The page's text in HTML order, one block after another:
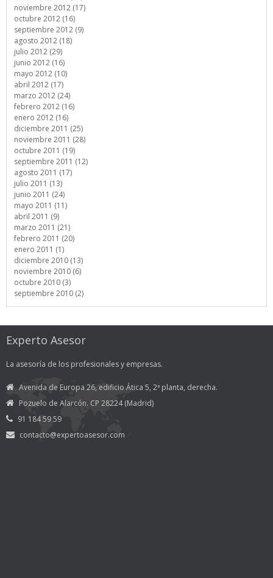
noviembre 2012 (17)
octubre 2012 (16)
septiembre 2012 (9)
agosto 2012 (18)
julio 2012 (29)
junio 2012 (16)
mayo 2012 (10)
abril 2012 (17)
marzo 2012 (24)
febrero 2012 (16)
enero 2012 (16)
diciembre 2011 (25)
noviembre 2011 (28)
octubre 2011 (19)
septiembre 2011 (12)
agosto 2011 (17)
julio 2011 (13)
junio 2011 (24)
mayo 2011 (11)
abril 2011 (9)
marzo 2011 (21)
febrero 2011 (20)
enero 2011 (1)
diciembre 2010 (13)
noviembre 2010 (6)
octubre 2010 (3)
septiembre 2010 (2)
Experto Asesor
La asesoría de los profesionales y empresas.
Avenida de Europa 26, edificio Ática 5, 2ª planta, derecha.
Pozuelo de Alarcón. CP 28224 (Madrid)
91 184 59 59
contacto@expertoasesor.com